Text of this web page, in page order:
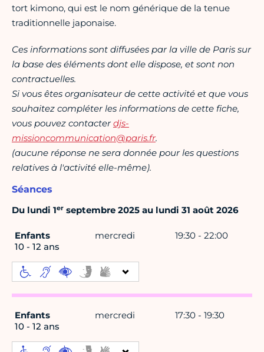
tort kimono, qui est le nom générique de la tenue
traditionnelle japonaise.
Ces informations sont diffusées par la ville de Paris sur
la base des éléments dont elle dispose, et sont non
contractuelles.
Si vous êtes organisateur de cette activité et que vous
souhaitez compléter les informations de cette fiche,
vous pouvez contacterdjs-
missioncommunication@paris.fr.
(aucune réponse ne sera donnée pour les questions
relatives à l'activité elle-même).
Séances
Du lundi 1er septembre 2025 au lundi 31 août 2026
Enfants
10 - 12 ans
mercredi 19:30 - 22:00
Enfants
10 - 12 ans
mercredi 17:30 - 19:30